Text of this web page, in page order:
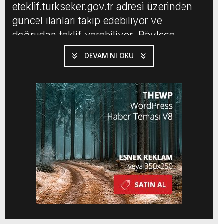
eteklif.turkseker.gov.tr adresi üzerinden
güncel ilanları takip edebiliyor ve
doğrudan teklif verebiliyor. Böylece
rekabetçi bir ortam oluşturulurken, en
uygun fiyatlı alımın gerçekleştirilmesi
PLANDA TÜRKŞEKER tarafından kurum içi
imkanlarla geliştirilen platform, satın alma
süreçlerinde şeffaflığı ve hesap […]
DEVAMINI OKU